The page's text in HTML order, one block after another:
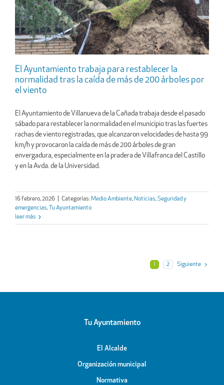
El Ayuntamiento trabaja para restablecer la
normalidad tras la caída de más de 200 árboles por
el viento
El Ayuntamiento de Villanueva de la Cañada trabaja desde el pasado
sábado para restablecer la normalidad en el municipio tras las fuertes
rachas de viento registradas, que alcanzaron velocidades de hasta 99
km/h y provocaron la caída de más de 200 árboles de gran
envergadura, especialmente en la pradera de Villafranca del Castillo
y en la Avda. de la Universidad.
16 febrero, 2026 Categorías: Medio Ambiente, Noticias,Seguridad y
emergencias,
Tu Ayuntamiento
leer más
1 2 Siguiente
Tu Ayuntamiento
El Alcalde
Organización municipal
Normativa